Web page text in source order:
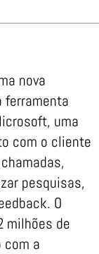
nova
ferramenta
uma
com o cliente
pesquisas,
O
milhões de
com a